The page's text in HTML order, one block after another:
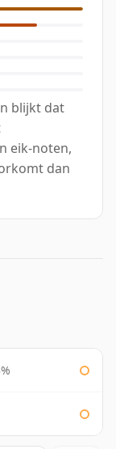
blijkt dat
eik-noten,
dan